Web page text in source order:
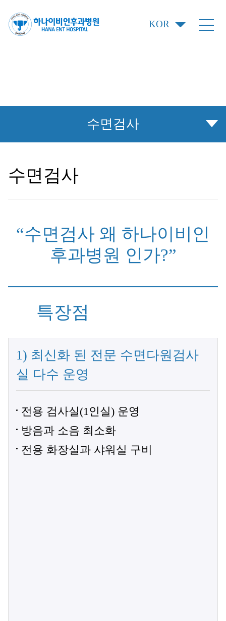
KOR
수면검사
수면검사
“수면검사 왜 하나이비인
후과병원 인가?”
특장점
1) 최신화 된 전문 수면다원검사
실 다수 운영
전용 검사실(1인실) 운영
방음과 소음 최소화
전용 화장실과 샤워실 구비